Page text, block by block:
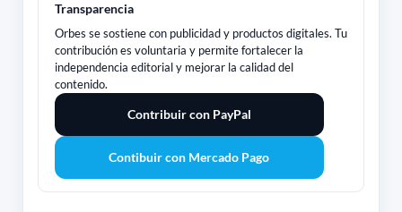
Transparencia
Orbes se sostiene con publicidad y productos digitales. Tu
contribución es voluntaria y permite fortalecer la
independencia editorial y mejorar la calidad del
contenido.
Contribuir con PayPal
Contibuir con Mercado Pago